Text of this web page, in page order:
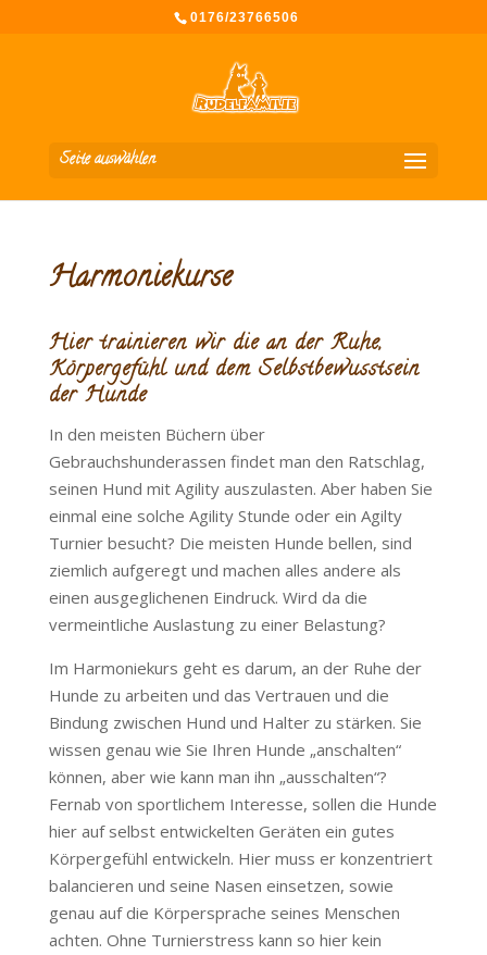
0176/23766506
Seite auswählen
Harmoniekurse
Hier trainieren wir die an der Ruhe,
Körpergefühl und dem Selbstbewusstsein
der Hunde
In den meisten Büchern über
Gebrauchshunderassen findet man den Ratschlag,
seinen Hund mit Agility auszulasten. Aber haben Sie
einmal eine solche Agility Stunde oder ein Agilty
Turnier besucht? Die meisten Hunde bellen, sind
ziemlich aufgeregt und machen alles andere als
einen ausgeglichenen Eindruck. Wird da die
vermeintliche Auslastung zu einer Belastung?
Im Harmoniekurs geht es darum, an der Ruhe der
Hunde zu arbeiten und das Vertrauen und die
Bindung zwischen Hund und Halter zu stärken. Sie
wissen genau wie Sie Ihren Hunde „anschalten“
können, aber wie kann man ihn „ausschalten“?
Fernab von sportlichem Interesse, sollen die Hunde
hier auf selbst entwickelten Geräten ein gutes
Körpergefühl entwickeln. Hier muss er konzentriert
balancieren und seine Nasen einsetzen, sowie
genau auf die Körpersprache seines Menschen
achten. Ohne Turnierstress kann so hier kein